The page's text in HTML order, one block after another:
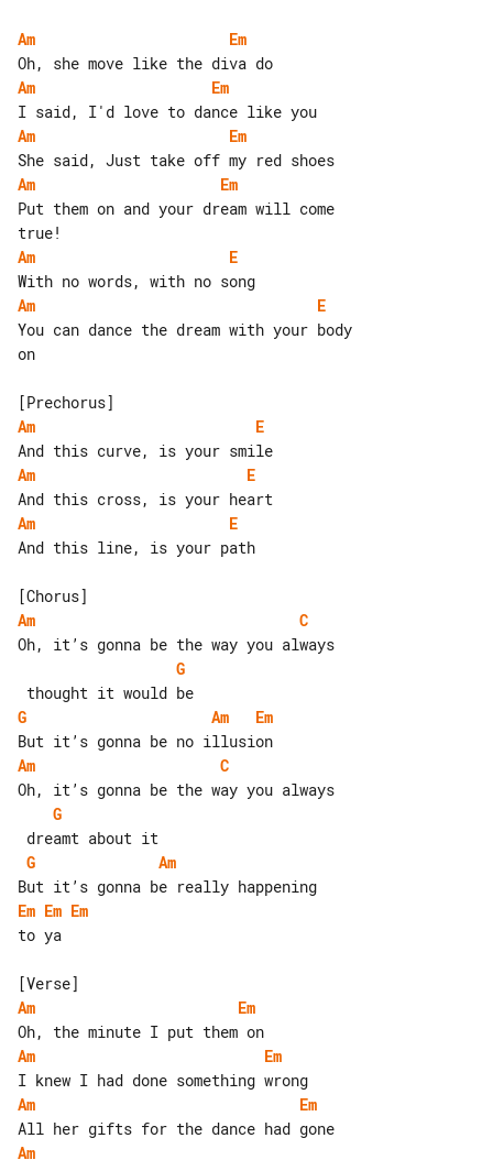
Am
Em
Am
Em
Am
Em
Am
Em
Put them on and your dream will come
Am
E
Am
E
You can dance the dream with your body
on
Am
E
Am
E
Am
E
And this line, is your path
Am
C
G
G
Am
Em
Am
C
G
G
Am
Em Em Em
to ya
Am
Em
Am
Em
Am
Em
Am